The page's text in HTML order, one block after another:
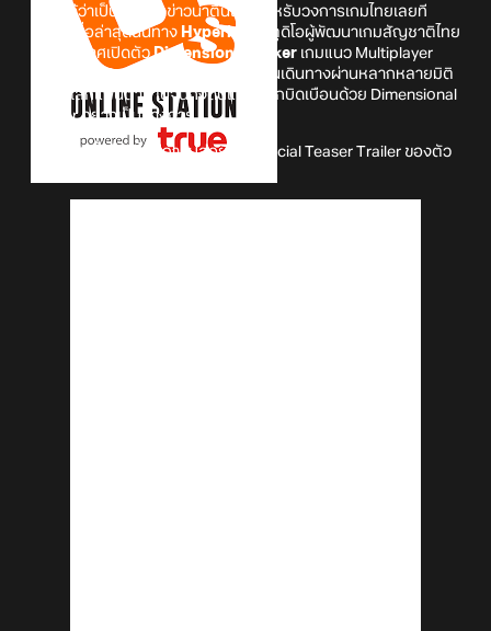
เรียกได้ว่าเป็นอีกหนึ่งข่าวน่าตื่นเต้นสำหรับวงการเกมไทยเลยที
เดียว! เมื่อล่าสุดนั้นทาง Hyperlore
สตูดิโอผู้พัฒนาเกมสัญชาติไทย
ก็ได้ประกาศเปิดตัวDimension Breaker เกมแนว Multiplayer
Raid Turn-Based RPG ที่จะมาพาผู้เล่นเดินทางผ่านหลากหลายมิติ
ตั้งแต่โลกแฟนตาซี ไปจนถึงดินแดนที่ถูกบิดเบือนด้วย Dimensional
Horror อย่างเป็นทางการ
พร้อมกันนั้นก็ยังได้มีการปล่อยตัว Official Teaser Trailer ของตัว